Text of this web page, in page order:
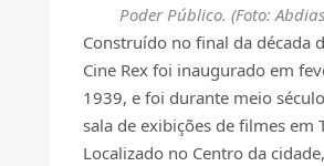
Poder Público. (Foto:
Construído no final da década
Cine Rex foi inaugurado em
1939, e foi durante meio
sala de exibições de filmes em
Localizado no Centro da